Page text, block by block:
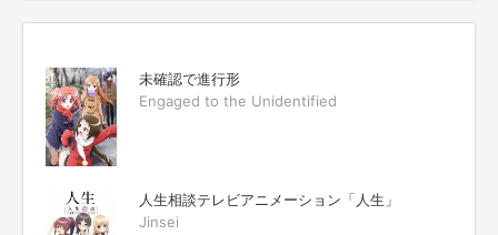
未確認で進行形
Engaged to the Unidentified
人生相談テレビアニメーション「人生」
Jinsei